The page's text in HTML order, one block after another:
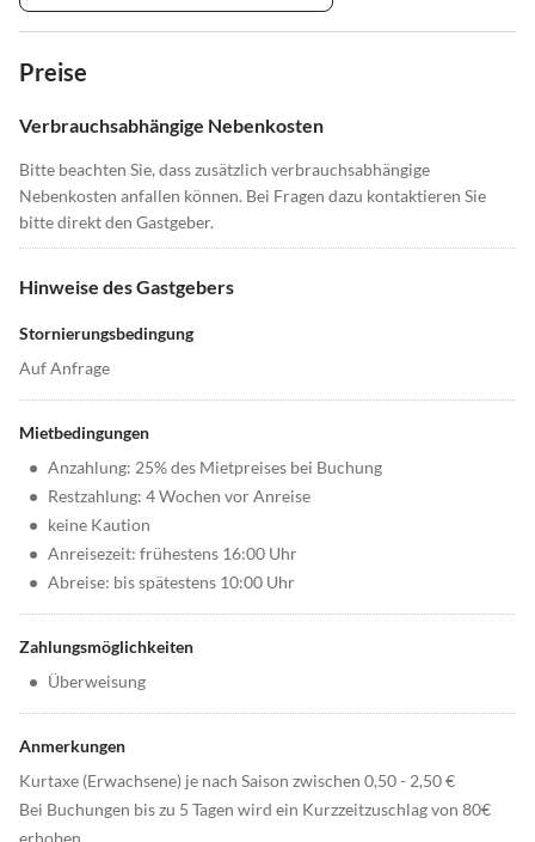
Preise
Verbrauchsabhängige Nebenkosten
Bitte beachten Sie, dass zusätzlich verbrauchsabhängige
Nebenkosten anfallen können. Bei Fragen dazu kontaktieren Sie
bitte direkt den Gastgeber.
Hinweise des Gastgebers
Stornierungsbedingung
Auf Anfrage
Mietbedingungen
• Anzahlung: 25% des Mietpreises bei Buchung
• Restzahlung: 4 Wochen vor Anreise
• keine Kaution
• Anreisezeit: frühestens 16:00 Uhr
• Abreise: bis spätestens 10:00 Uhr
Zahlungsmöglichkeiten
• Überweisung
Anmerkungen
Kurtaxe (Erwachsene) je nach Saison zwischen 0,50 - 2,50 €
Bei Buchungen bis zu 5 Tagen wird ein Kurzzeitzuschlag von 80€